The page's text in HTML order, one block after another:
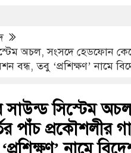
অচল, সংসদে হেডফোন
বন্ধ, তবু ‘প্রশিক্ষণ’ নামে
সাউন্ড সিস্টেম
পাঁচ প্রকৌশলীর
নামে